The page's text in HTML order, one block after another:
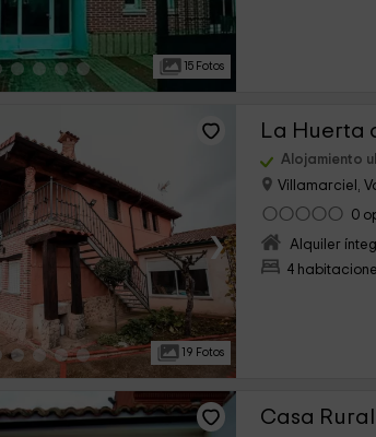
15 Fotos
›
19 Fotos
La Huerta
Alojamiento
Villamarciel,
0
Alquiler
4
Casa